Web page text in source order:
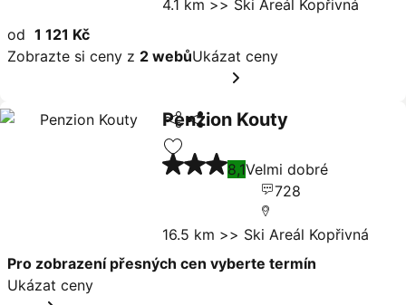
4.1 km >> Ski Areál Kopřivná
od 1 121 Kč
Zobrazte si ceny z 2 webůUkázat ceny
Sdílet
Přidat na seznam oblíbených
Penzion Kouty
Ukázat ceny
3 Počet hvězdiček
8,1Velmi dobré
728
16.5 km >> Ski Areál Kopřivná
Pro zobrazení přesných cen vyberte termín
Ukázat ceny